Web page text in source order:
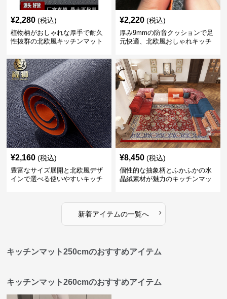
¥2,280 (税込)
植物柄がおしゃれな厚手で耐久
性抜群の北欧風キッチンマット
¥2,220 (税込)
厚み9mmの防音クッションで足
元快適、北欧風おしゃれキッチ
¥2,160 (税込)
豊富なサイズ展開と北欧風デザ
インで選べる使いやすいキッチ
¥8,450 (税込)
個性的な抽象柄とふかふかの水
晶絨素材が魅力のキッチンマッ
新着アイテムの一覧へ ›
キッチンマット250cmのおすすめアイテム
キッチンマット260cmのおすすめアイテム